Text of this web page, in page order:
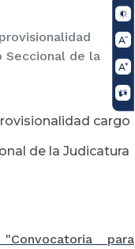
Seccional de la
cargo
de la Judicatura
para